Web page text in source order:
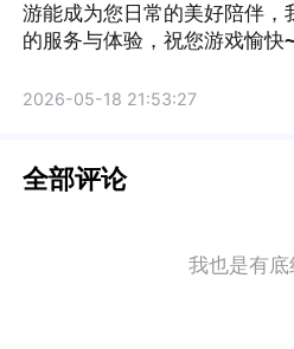
游能成为您日常的美好陪伴，
的服务与体验，祝您游戏愉快
2026-05-18 21:53:27
全部评论
我也是有